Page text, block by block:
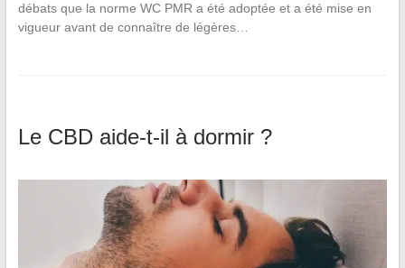
débats que la norme WC PMR a été adoptée et a été mise en
vigueur avant de connaître de légères…
Le CBD aide-t-il à dormir ?